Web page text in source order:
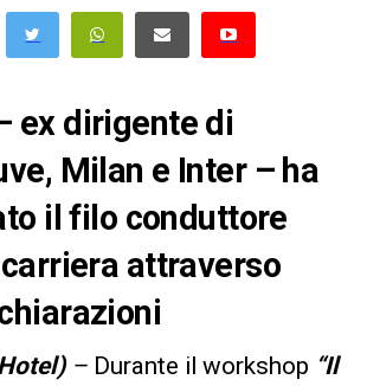
ex dirigente di
Milan e Inter – ha
il filo conduttore
attraverso
–Durante il workshop “Il